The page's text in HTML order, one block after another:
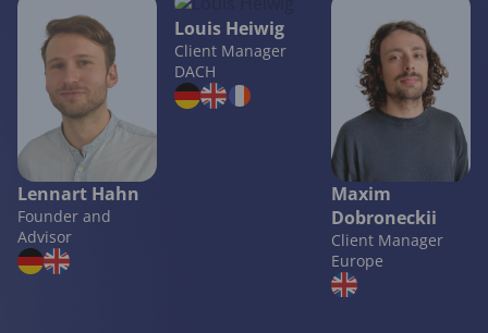
Lennart Hahn
Founder and
Advisor
Louis Heiwig
Client Manager
DACH
Maxim
Dobroneckii
Client Manager
Europe